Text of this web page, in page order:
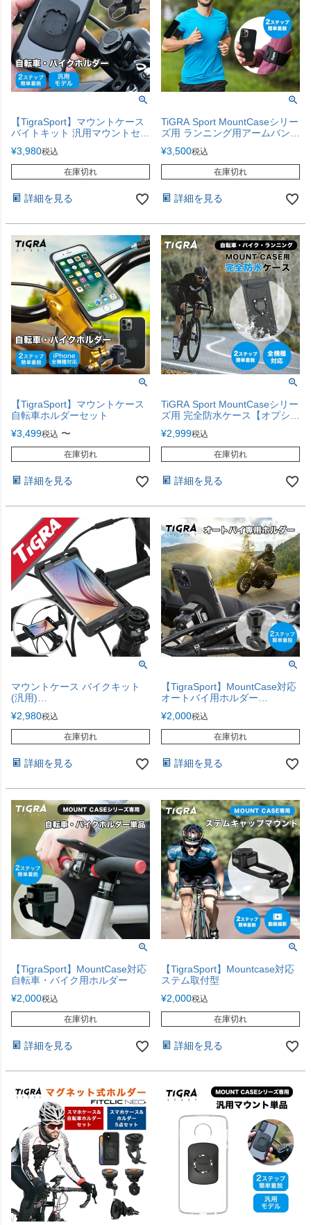
【TigraSport】マウントケース
バイトキット 汎用マウントセッ
¥3,980税込
在庫切れ
詳細を見る
TiGRA Sport MountCaseシリー
ズ用 ランニング用アームバンド
¥3,500税込
在庫切れ
詳細を見る
【TigraSport】マウントケース
自転車ホルダーセット
¥3,499税込 〜
在庫切れ
詳細を見る
TiGRA Sport MountCaseシリー
ズ用 完全防水ケース【オプショ
¥2,999税込
在庫切れ
詳細を見る
マウントケース バイクキット
(汎用)
¥2,980税込
在庫切れ
詳細を見る
【TigraSport】MountCase対応
オートバイ用ホルダー
¥2,000税込
在庫切れ
詳細を見る
【TigraSport】MountCase対応
自転車・バイク用ホルダー
¥2,000税込
在庫切れ
詳細を見る
【TigraSport】Mountcase対応
ステム取付型
¥2,000税込
在庫切れ
詳細を見る